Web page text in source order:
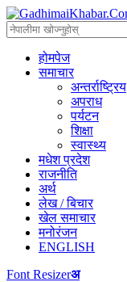
होमपेज
समाचार
अन्तर्राष्ट्रिय
अपराध
पर्यटन
शिक्षा
स्वास्थ्य
मधेश प्रदेश
राजनीति
अर्थ
लेख / बिचार
खेल समाचार
मनोरंजन
ENGLISH
Font Resizerअ